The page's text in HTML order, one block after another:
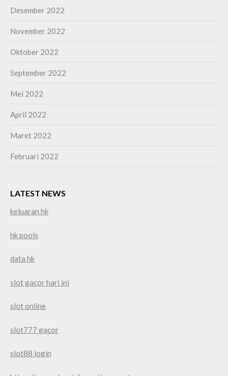
Desember 2022
November 2022
Oktober 2022
September 2022
Mei 2022
April 2022
Maret 2022
Februari 2022
LATEST NEWS
keluaran hk
hk pools
data hk
slot gacor hari ini
slot online
slot777 gacor
slot88 login